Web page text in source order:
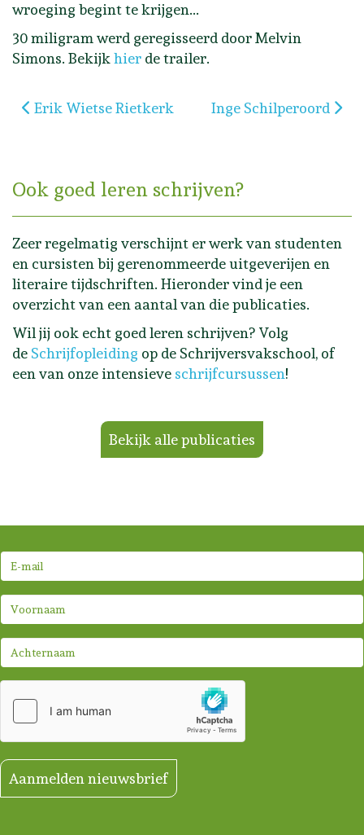
wroeging begint te krijgen...
30 miligram werd geregisseerd door Melvin
Simons. Bekijk hier de trailer.
Vorig artikel: Erik Wietse Rietkerk
Erik Wietse Rietkerk Volgende artikel: Inge
Inge Schilperoord
Ook goed leren schrijven?
Zeer regelmatig verschijnt er werk van studenten
en cursisten bij gerenommeerde uitgeverijen en
literaire tijdschriften. Hieronder vind je een
overzicht van een aantal van die publicaties.
Wil jij ook echt goed leren schrijven? Volg
de Schrijfopleiding op de Schrijversvakschool, of
een van onze intensieve schrijfcursussen!
Bekijk alle publicaties
Aanmelden nieuwsbrief